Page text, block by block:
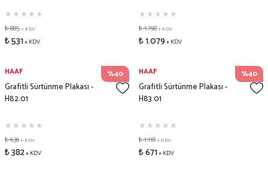
₺ 885+ KDV
₺ 531+ KDV
₺ 1.798+ KDV
₺ 1.079+ KDV
%40
HAAF
Grafitli Sürtünme Plakası -
H82.01
₺ 636+ KDV
₺ 382+ KDV
%40
HAAF
Grafitli Sürtünme Plakası -
H83.01
₺ 1.118+ KDV
₺ 671+ KDV